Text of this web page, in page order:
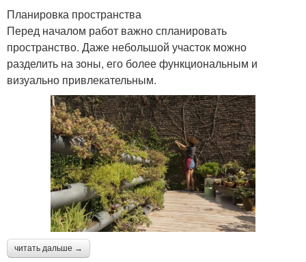
Планировка пространства
Перед началом работ важно спланировать
пространство. Даже небольшой участок можно
разделить на зоны, его более функциональным и
визуально привлекательным.
читать дальше →